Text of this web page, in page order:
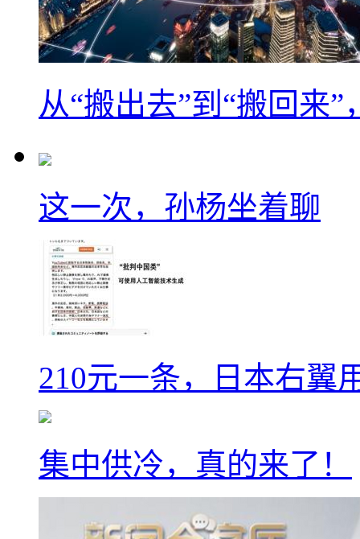
从“搬出去”到“搬回来
这一次，孙杨坐着聊
210元一条，日本右翼
集中供冷，真的来了！